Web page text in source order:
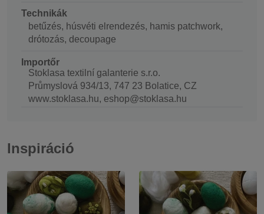
Technikák
betűzés, húsvéti elrendezés, hamis patchwork,
drótozás, decoupage
Importőr
Stoklasa textilní galanterie s.r.o.
Průmyslová 934/13, 747 23 Bolatice, CZ
www.stoklasa.hu, eshop@stoklasa.hu
Inspiráció